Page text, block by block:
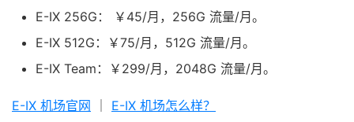
E-IX 256G： ￥45/月，256G 流量/月。
E-IX 512G：￥75/月，512G 流量/月。
E-IX Team：￥299/月，2048G 流量/月。
E-IX 机场官网 E-IX 机场怎么样？